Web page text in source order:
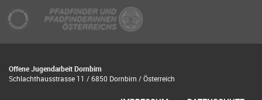
Offene Jugendarbeit Dornbirn
Schlachthausstrasse 11 / 6850 Dornbirn / Österreich